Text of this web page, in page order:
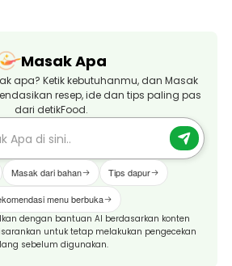
Masak Apa
apa? Ketik kebutuhanmu, dan Masak
resep, ide dan tips paling pas
dari detikFood.
Masak dari bahan Tips dapur
menu berbuka
dengan bantuan AI berdasarkan konten
untuk tetap melakukan pengecekan
sebelum digunakan.